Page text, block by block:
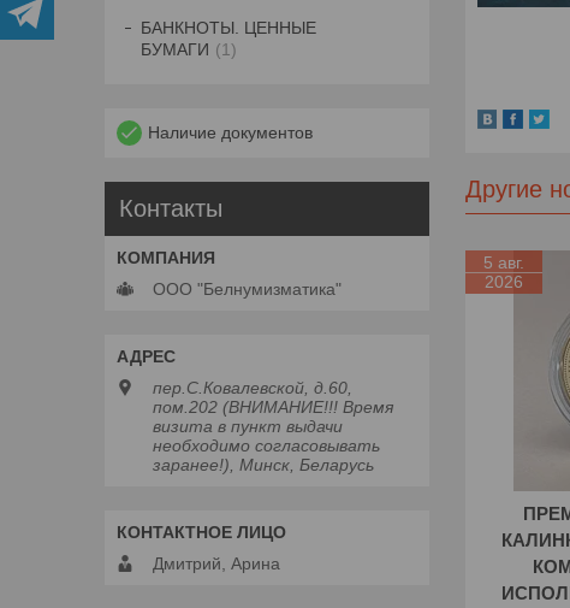
Другие
5 авг.
2026
БАНКНОТЫ. ЦЕННЫЕ
БУМАГИ
1
Наличие документов
Контакты
ООО "Белнумизматика"
пер.С.Ковалевской, д.60,
пом.202 (ВНИМАНИЕ!!! Время
визита в пункт выдачи
необходимо согласовывать
заранее!), Минск, Беларусь
Дмитрий, Арина